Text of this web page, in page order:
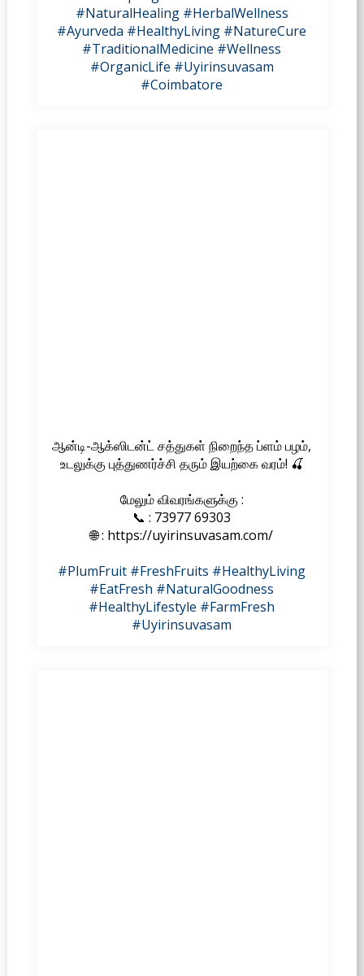
#NaturalHealing #HerbalWellness
#Ayurveda #HealthyLiving #NatureCure
#TraditionalMedicine #Wellness
#OrganicLife #Uyirinsuvasam
#Coimbatore
ஆன்டி-ஆக்ஸிடன்ட் சத்துகள் நிறைந்த ப்ளம் பழம்,
உடலுக்கு புத்துணர்ச்சி தரும் இயற்கை வரம்! 🍒
மேலும் விவரங்களுக்கு :
📞 : 73977 69303
🌐 : https://uyirinsuvasam.com/
#PlumFruit #FreshFruits #HealthyLiving
#EatFresh #NaturalGoodness
#HealthyLifestyle #FarmFresh
#Uyirinsuvasam